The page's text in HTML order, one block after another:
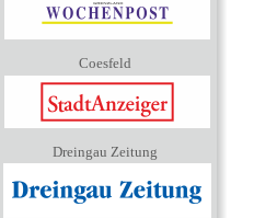
Coesfeld
Dreingau Zeitung